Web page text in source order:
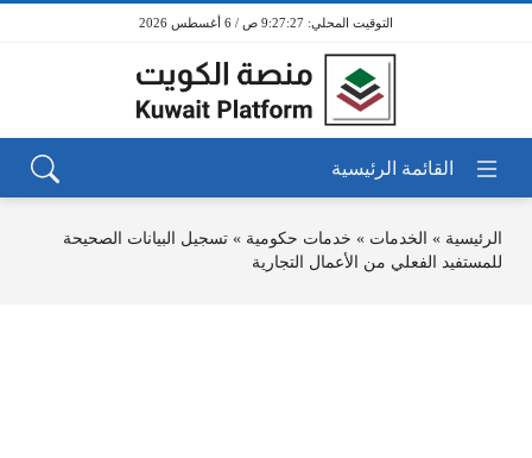
9:27:27 ص / 6 أغسطس 2026
الرئيسية » الخدمات » خدمات حكومية » تسجيل البيانات الصحيحة
للمستفيد الفعلي من الأعمال التجارية